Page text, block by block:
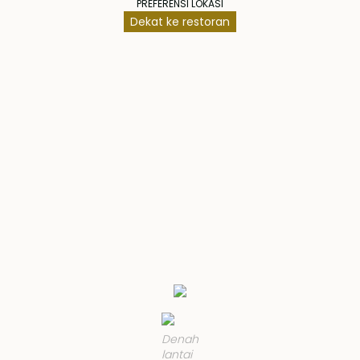
PREFERENSI LOKASI
Dekat ke restoran
Denah
lantai